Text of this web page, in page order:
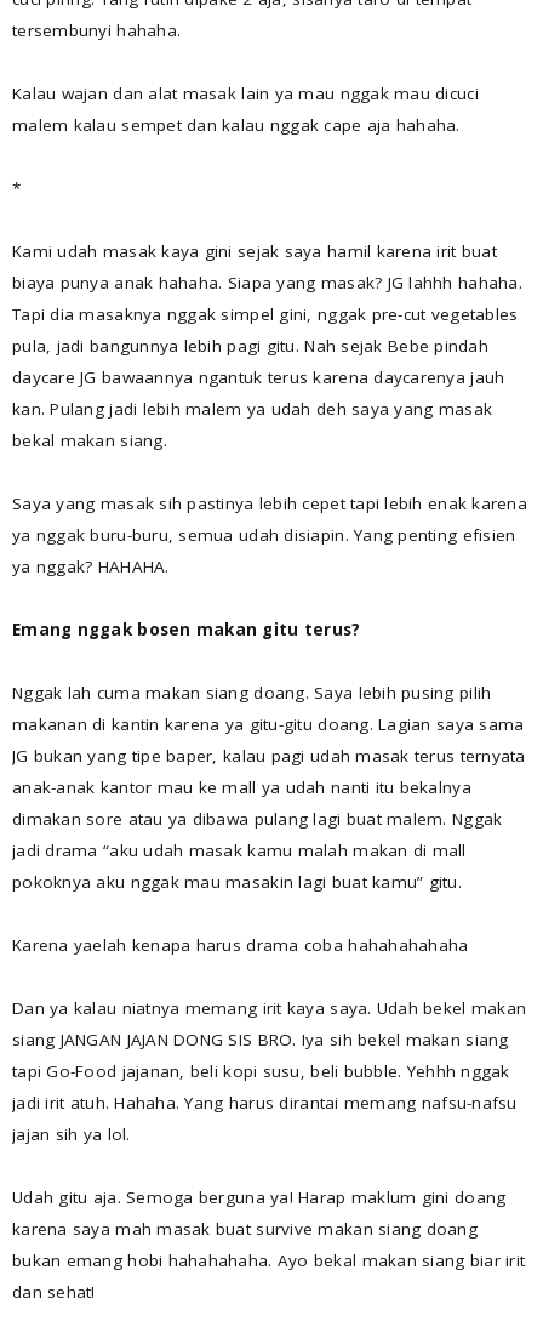
tersembunyi hahaha.
Kalau wajan dan alat masak lain ya mau nggak mau dicuci
malem kalau sempet dan kalau nggak cape aja hahaha.
*
Kami udah masak kaya gini sejak saya hamil karena irit buat
biaya punya anak hahaha. Siapa yang masak? JG lahhh hahaha.
Tapi dia masaknya nggak simpel gini, nggak pre-cut vegetables
pula, jadi bangunnya lebih pagi gitu. Nah sejak Bebe pindah
daycare JG bawaannya ngantuk terus karena daycarenya jauh
kan. Pulang jadi lebih malem ya udah deh saya yang masak
bekal makan siang.
Saya yang masak sih pastinya lebih cepet tapi lebih enak karena
ya nggak buru-buru, semua udah disiapin. Yang penting efisien
ya nggak? HAHAHA.
Emang nggak bosen makan gitu terus?
Nggak lah cuma makan siang doang. Saya lebih pusing pilih
makanan di kantin karena ya gitu-gitu doang. Lagian saya sama
JG bukan yang tipe baper, kalau pagi udah masak terus ternyata
anak-anak kantor mau ke mall ya udah nanti itu bekalnya
dimakan sore atau ya dibawa pulang lagi buat malem. Nggak
jadi drama “aku udah masak kamu malah makan di mall
pokoknya aku nggak mau masakin lagi buat kamu” gitu.
Karena yaelah kenapa harus drama coba hahahahahaha
Dan ya kalau niatnya memang irit kaya saya. Udah bekel makan
siang JANGAN JAJAN DONG SIS BRO. Iya sih bekel makan siang
tapi Go-Food jajanan, beli kopi susu, beli bubble. Yehhh nggak
jadi irit atuh. Hahaha. Yang harus dirantai memang nafsu-nafsu
jajan sih ya lol.
Udah gitu aja. Semoga berguna ya! Harap maklum gini doang
karena saya mah masak buat survive makan siang doang
bukan emang hobi hahahahaha. Ayo bekal makan siang biar irit
dan sehat!